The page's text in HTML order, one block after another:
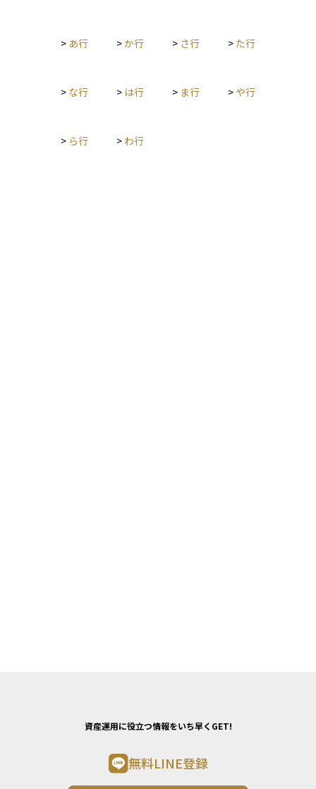
> あ行 >か行 > さ行 > た行
> な行 > は行 > ま行 > や行
> ら行 > わ行
資産運用に役立つ情報をいち早くGET!
無料LINE登録